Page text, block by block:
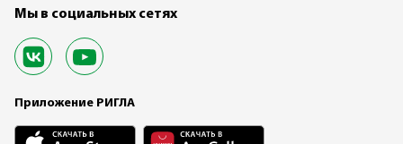
Мы в социальных сетях
Приложение РИГЛА